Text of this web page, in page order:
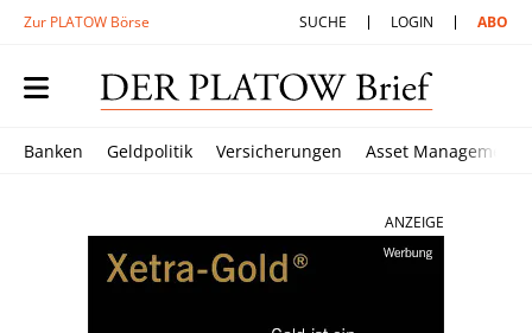
Zur PLATOW Börse SUCHE LOGIN ABO
Banken Geldpolitik Versicherungen Asset Management
ANZEIGE